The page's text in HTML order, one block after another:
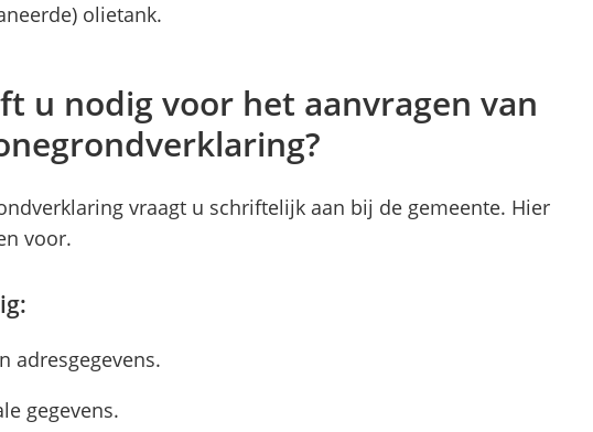
olietank.
u nodig voor het aanvragen van
vraagt u schriftelijk aan bij de gemeente. Hier
voor.
adresgegevens.
gegevens.